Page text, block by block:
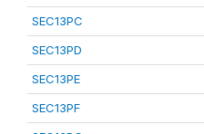
SEC13PC
SEC13PD
SEC13PE
SEC13PF